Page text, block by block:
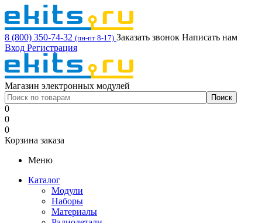
8 (800) 350-74-32 (пн-пт 8-17) Заказать звонок Написать нам
Вход Регистрация
Магазин электронных модулей
0
0
0
Корзина заказа
Меню
Каталог
Модули
Наборы
Материалы